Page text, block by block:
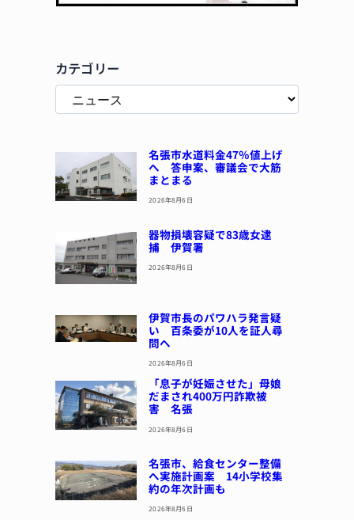
カテゴリー
名張市水道料金47％値上げ
へ 答申案、審議会で大筋
まとまる
2026年8月6日
器物損壊容疑で83歳女逮
捕 伊賀署
2026年8月6日
伊賀市長のパワハラ発言疑
い 百条委が10人を証人尋
問へ
2026年8月6日
「息子が妊娠させた」母娘
だまされ400万円詐欺被
害 名張
2026年8月6日
名張市、給食センター整備
へ実施計画案 14小学校集
約の年次計画も
2026年8月6日